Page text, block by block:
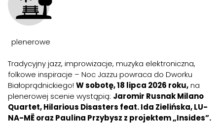
plenerowe
Tradycyjny jazz, improwizacje, muzyka elektroniczna,
folkowe inspiracje – Noc Jazzu powraca do Dworku
Białoprądnickiego! W sobotę, 18 lipca 2026 roku,na
plenerowej scenie wystąpią: Jaromir Rusnak Milano
Quartet, Hilarious Disasters feat. Ida Zielińska, LU-
NA-MË oraz Paulina Przybysz z projektem „Insides”.